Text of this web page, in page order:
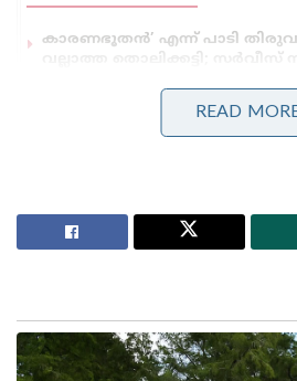
കാരണഭൂതൻ’ എന്ന് പാടി
ആദായനികുതി അടയ്ക്കുന്ന
റേഷൻ കാർഡിൽ; എഐ പൂട്ടിൽ
എന്നാൽ കണിച്ചുകുളങ്ങര,
വൻ ക്രമക്കേട് നടന്നുവെന്നും
ഇടപാടുകൾ മഹേശൻ ഒറ്റയ്ക്ക്
നടത്തിയിരുന്നുവെന്നും
READ